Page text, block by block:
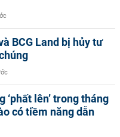
BCG Land bị hủy tư
lên’ trong tháng
có tiềm năng dẫn